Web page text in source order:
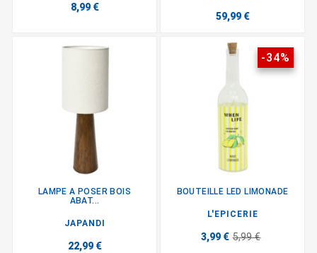
8,99 €
59,99 €
LAMPE A POSER BOIS
ABAT...
JAPANDI
22,99 €
-34%
BOUTEILLE LED LIMONADE
L'EPICERIE
3,99 € 5,99 €